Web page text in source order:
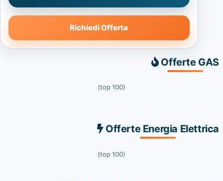
Richiedi Offerta
Offerte GAS
(top 100)
Offerte Energia Elettrica
(top 100)